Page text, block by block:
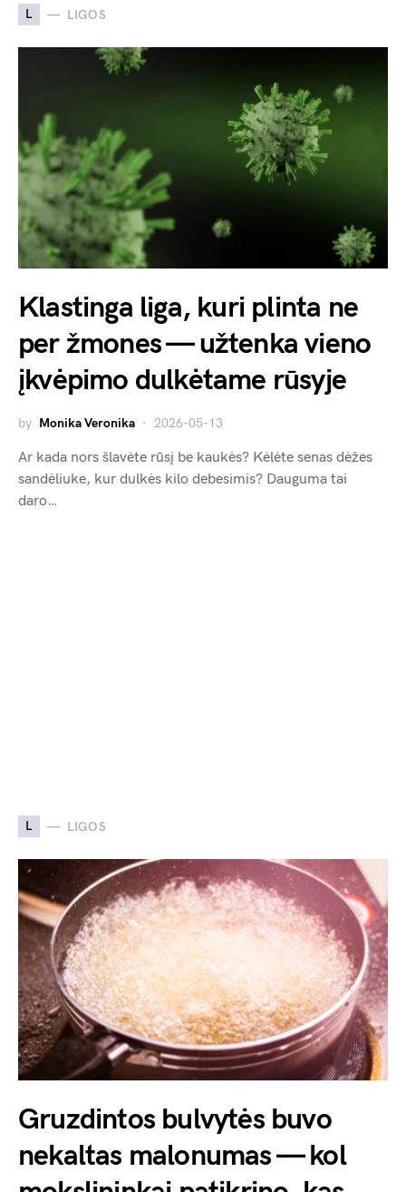
L LIGOS
Klastinga liga, kuri plinta ne
per žmones — užtenka vieno
įkvėpimo dulkėtame rūsyje
by Monika Veronika 2026-05-13
Ar kada nors šlavėte rūsį be kaukės? Kėlėte senas dėžes
sandėliuke, kur dulkės kilo debesimis? Dauguma tai
daro…
L LIGOS
Gruzdintos bulvytės buvo
nekaltas malonumas — kol